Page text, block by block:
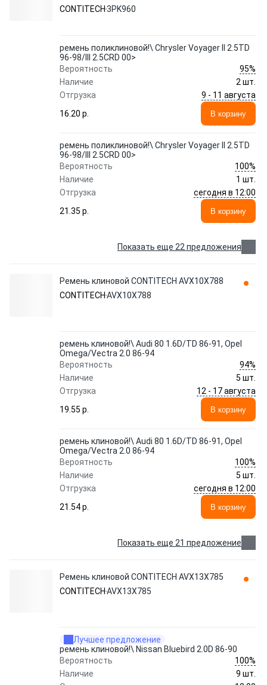
CONTITECH 3PK960
ремень поликлиновой!\ Chrysler Voyager II 2.5TD
96-98/III 2.5CRD 00>
Вероятность
95%
Наличие
2 шт.
Отгрузка
9 - 11 августа
16.20 p.
В корзину
ремень поликлиновой!\ Chrysler Voyager II 2.5TD
96-98/III 2.5CRD 00>
Вероятность
100%
Наличие
1 шт.
Отгрузка
сегодня в 12:00
21.35 p.
В корзину
Показать еще 22 предложения
Ремень клиновой CONTITECH AVX10X788
CONTITECH AVX10X788
ремень клиновой!\ Audi 80 1.6D/TD 86-91, Opel
Omega/Vectra 2.0 86-94
Вероятность
94%
Наличие
5 шт.
Отгрузка
12 - 17 августа
19.55 p.
В корзину
ремень клиновой!\ Audi 80 1.6D/TD 86-91, Opel
Omega/Vectra 2.0 86-94
Вероятность
100%
Наличие
5 шт.
Отгрузка
сегодня в 12:00
21.54 p.
В корзину
Показать еще 21 предложение
Ремень клиновой CONTITECH AVX13X785
CONTITECH AVX13X785
Лучшее предложение
ремень клиновой!\ Nissan Bluebird 2.0D 86-90
Вероятность
100%
Наличие
9 шт.